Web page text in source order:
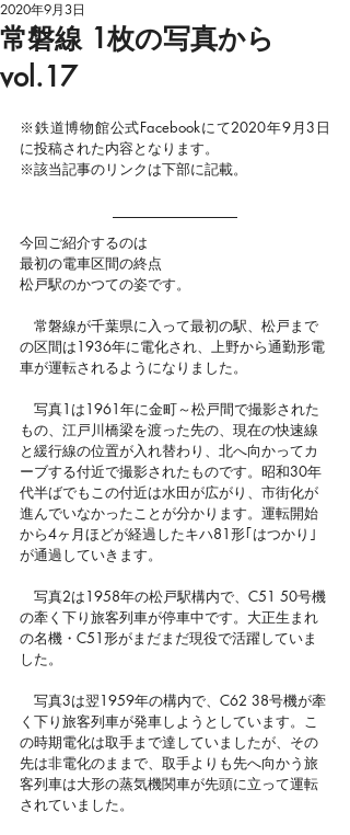
常磐線 1枚の写真から
vol.17
2020年9月3日
※鉄道博物館公式Facebookにて2020年9月3日
に投稿された内容となります。
※該当記事のリンクは下部に記載。
今回ご紹介するのは
最初の電車区間の終点
松戸駅のかつての姿です。
常磐線が千葉県に入って最初の駅、松戸まで
の区間は1936年に電化され、上野から通勤形電
車が運転されるようになりました。
写真1は1961年に金町～松戸間で撮影された
もの、江戸川橋梁を渡った先の、現在の快速線
と緩行線の位置が入れ替わり、北へ向かってカ
ーブする付近で撮影されたものです。昭和30年
代半ばでもこの付近は水田が広がり、市街化が
進んでいなかったことが分かります。運転開始
から4ヶ月ほどが経過したキハ81形｢はつかり｣
が通過していきます。
写真2は1958年の松戸駅構内で、C51 50号機
の牽く下り旅客列車が停車中です。大正生まれ
の名機・C51形がまだまだ現役で活躍していま
した。
写真3は翌1959年の構内で、C62 38号機が牽
く下り旅客列車が発車しようとしています。こ
の時期電化は取手まで達していましたが、その
先は非電化のままで、取手よりも先へ向かう旅
客列車は大形の蒸気機関車が先頭に立って運転
されていました。